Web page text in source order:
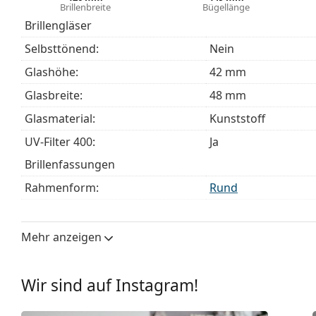
höheren Tragekomfort führt. Die Rahmen sind
behalten länger die richtige Passform.
Entdecken Sie das gesamte Sortiment der
finden.
Brillenbreite Bügellänge
Brillengläser
Selbsttönend:
Nein
Glashöhe:
42 mm
Glasbreite:
48 mm
Glasmaterial:
Kunststoff
UV-Filter 400:
Ja
Brillenfassungen
Rahmenform:
Rund
Material der Fassung:
Brillenbreite:
Mehr anzeigen
Wir sind auf Instagram!